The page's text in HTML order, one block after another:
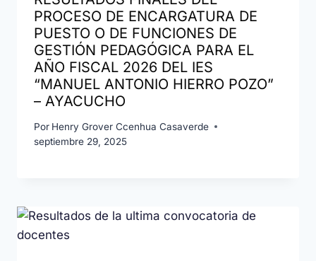
PROCESO DE ENCARGATURA DE
PUESTO O DE FUNCIONES DE
GESTIÓN PEDAGÓGICA PARA EL
AÑO FISCAL 2026 DEL IES
“MANUEL ANTONIO HIERRO POZO”
– AYACUCHO
Por Henry Grover Ccenhua Casaverde
septiembre 29, 2025